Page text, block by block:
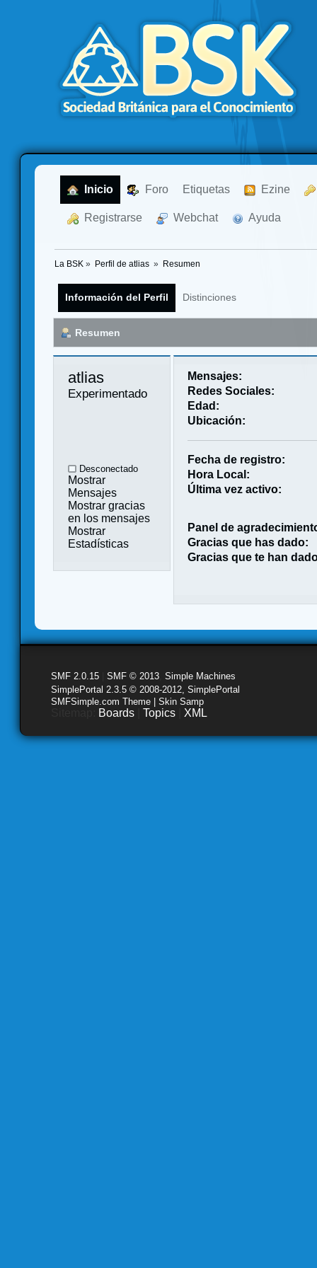
Inicio Foro Etiquetas Ezine
Registrarse Webchat Ayuda
La BSK » Perfil de atlias » Resumen
Información del Perfil Distinciones
Resumen
atlias
Experimentado
Desconectado
Mostrar
Mensajes
Mostrar gracias
en los mensajes
Mostrar
Estadísticas
Mensajes:
Redes Sociales:
Edad:
Ubicación:
Fecha de registro:
Hora Local:
Última vez activo:
Panel de
Gracias que has dado:
Gracias que te han
SMF 2.0.15 SMF © 2013 Simple Machines
SimplePortal 2.3.5 © 2008-2012, SimplePortal
SMFSimple.com Theme | Skin Samp
Boards Topics XML